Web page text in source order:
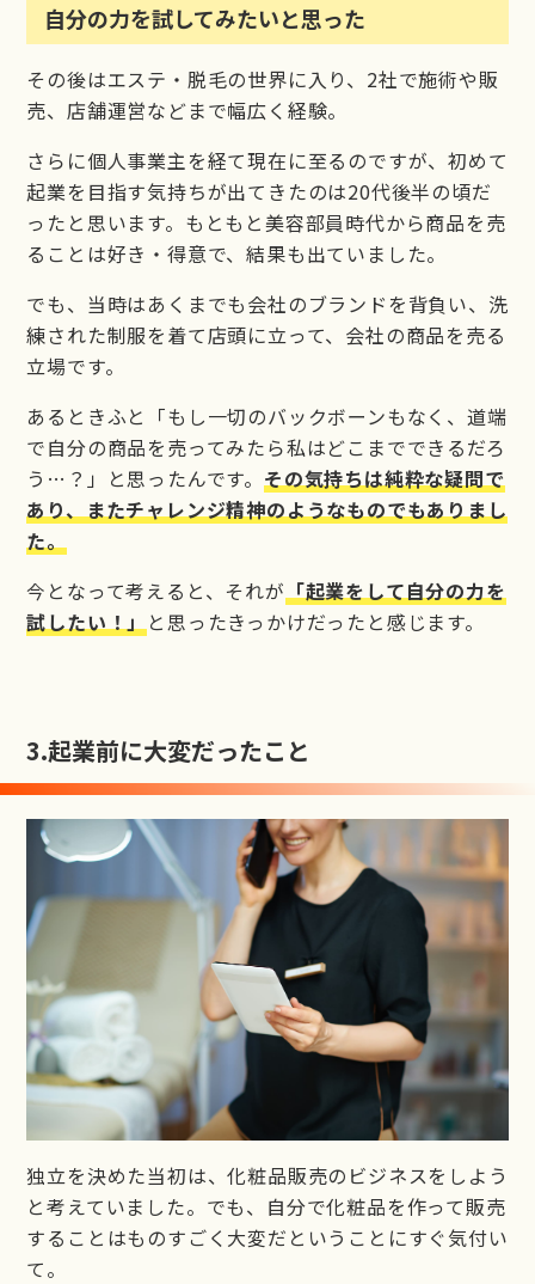
自分の力を試してみたいと思った
その後はエステ・脱毛の世界に入り、2社で施術や販
売、店舗運営などまで幅広く経験。
さらに個人事業主を経て現在に至るのですが、初めて
起業を目指す気持ちが出てきたのは20代後半の頃だ
ったと思います。もともと美容部員時代から商品を売
ることは好き・得意で、結果も出ていました。
でも、当時はあくまでも会社のブランドを背負い、洗
練された制服を着て店頭に立って、会社の商品を売る
立場です。
あるときふと「もし一切のバックボーンもなく、道端
で自分の商品を売ってみたら私はどこまでできるだろ
う…？」と思ったんです。その気持ちは純粋な疑問で
あり、またチャレンジ精神のようなものでもありまし
た。
今となって考えると、それが「起業をして自分の力を
試したい！」と思ったきっかけだったと感じます。
3.起業前に大変だったこと
独立を決めた当初は、化粧品販売のビジネスをしよう
と考えていました。でも、自分で化粧品を作って販売
することはものすごく大変だということにすぐ気付い
て。